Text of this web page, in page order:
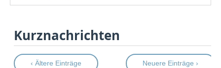
Kurznachrichten
‹ Ältere Einträge Neuere Einträge ›